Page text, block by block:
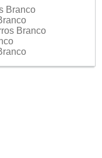
Branco
Branco